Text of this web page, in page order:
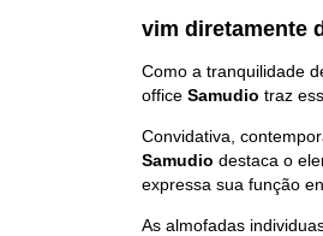
vim diretamente
Como a tranquilidade
office Samudio traz
Convidativa,
Samudio destaca o
expressa sua função
As almofadas